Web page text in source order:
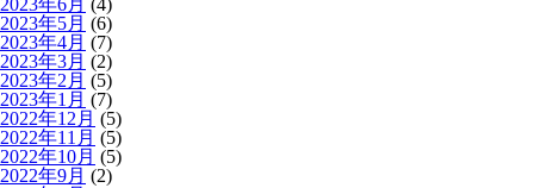
2023年6月 (4)
2023年5月 (6)
2023年4月 (7)
2023年3月 (2)
2023年2月 (5)
2023年1月 (7)
2022年12月 (5)
2022年11月 (5)
2022年10月 (5)
2022年9月 (2)